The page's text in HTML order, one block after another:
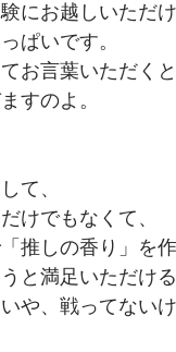
にお越しいただ
ぱいです。
お言葉いただくと
すのよ。
て、
けでもなくて、
推しの香り」を作
と満足いただけ
や、戦ってないけ